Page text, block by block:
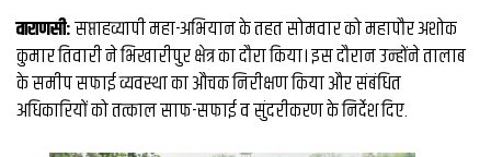
संस्कृति
ख़ान पान और जीवनशैली
अंतरराष्ट्रीय
​वाराणसी:सप्ताहव्यापी महा-अभियान के तहत सोमवार को महापौर अशोक
कुमार तिवारी ने भिखारीपुर क्षेत्र का दौरा किया। इस दौरान उन्होंने तालाब
के समीप सफाई व्यवस्था का औचक निरीक्षण किया और संबंधित
अधिकारियों को तत्काल साफ-सफाई व सुंदरीकरण के निर्देश दिए.